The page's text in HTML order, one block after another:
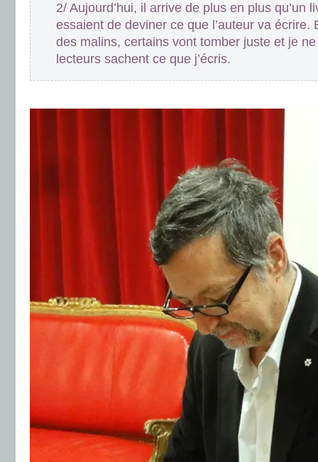
2/ Aujourd’hui, il arrive de plus en plus qu’un
essaient de deviner ce que l’auteur va écrire.
des malins, certains vont tomber juste et je
lecteurs sachent ce que j’écris.